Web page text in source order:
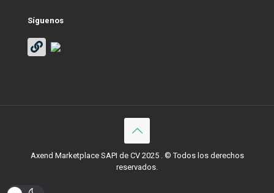
Síguenos
Axend Marketplace SAPI de CV 2025 . © Todos los derechos
reservados.